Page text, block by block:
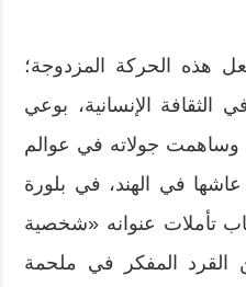
هذه الحركة المزدوجة؛
الثقافة الإنسانية، بوعي
وساهمت جولاته في عوالم
في الهند، في بلورة
تأملات عنوانه «شخصية
القرد المفكر في ملحمة